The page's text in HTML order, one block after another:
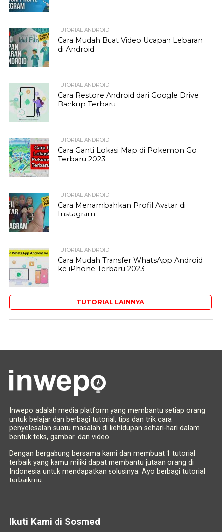
TUTORIAL ANDROID
Cara Mudah Buat Video Ucapan Lebaran
di Android
TUTORIAL ANDROID
Cara Restore Android dari Google Drive
Backup Terbaru
TUTORIAL ANDROID
Cara Ganti Lokasi Map di Pokemon Go
Terbaru 2023
TUTORIAL ANDROID
Cara Menambahkan Profil Avatar di
Instagram
TUTORIAL ANDROID
Cara Mudah Transfer WhatsApp Android
ke iPhone Terbaru 2023
TUTORIAL LAINNYA
Inwepo adalah media platform yang membantu setiap orang
untuk belajar dan berbagi tutorial, tips dan trik cara
penyelesaian suatu masalah di kehidupan sehari-hari dalam
bentuk teks, gambar. dan video.
Dengan bergabung bersama kami dan membuat 1 tutorial
terbaik yang kamu miliki dapat membantu jutaan orang di
Indonesia untuk mendapatkan solusinya. Ayo berbagi tutorial
terbaikmu.
Ikuti Kami di Sosmed